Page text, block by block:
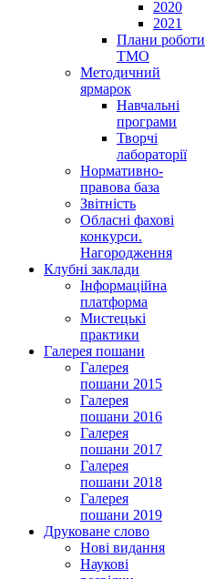
2020
2021
Плани роботи
ТМО
Методичний
ярмарок
Навчальні
програми
Творчі
лабораторії
Нормативно-
правова база
Звітність
Обласні фахові
конкурси.
Нагородження
Клубні заклади
Інформаційна
платформа
Мистецькі
практики
Галерея пошани
Галерея
пошани 2015
Галерея
пошани 2016
Галерея
пошани 2017
Галерея
пошани 2018
Галерея
пошани 2019
Друковане слово
Нові видання
Наукові